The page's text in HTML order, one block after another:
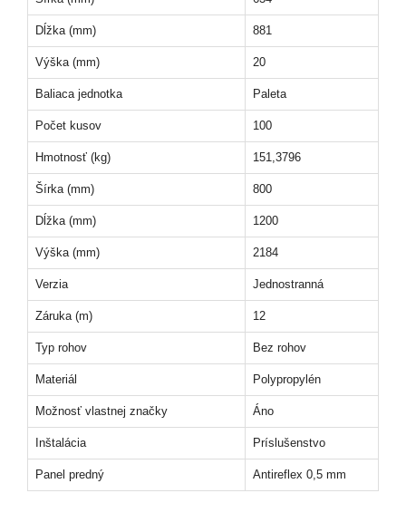
Dĺžka (mm) 881
Výška (mm) 20
Baliaca jednotka Paleta
Počet kusov 100
Hmotnosť (kg) 151,3796
Šírka (mm) 800
Dĺžka (mm) 1200
Výška (mm) 2184
Verzia Jednostranná
Záruka (m) 12
Typ rohov Bez rohov
Materiál Polypropylén
Možnosť vlastnej značky Áno
Inštalácia Príslušenstvo
Panel predný Antireflex 0,5 mm